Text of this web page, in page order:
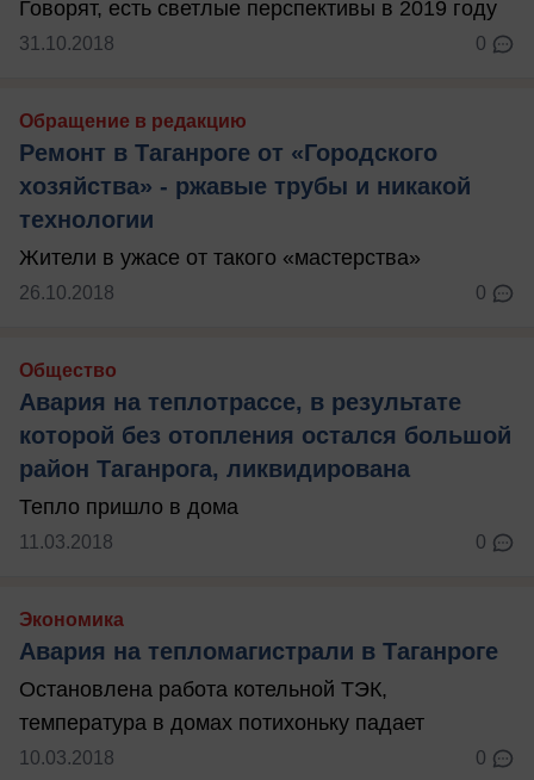
Говорят, есть светлые перспективы в 2019 году
31.10.2018 0
Обращение в редакцию
Ремонт в Таганроге от «Городского
хозяйства» - ржавые трубы и никакой
технологии
Жители в ужасе от такого «мастерства»
26.10.2018 0
Общество
Авария на теплотрассе, в результате
которой без отопления остался большой
район Таганрога, ликвидирована
Тепло пришло в дома
11.03.2018 0
Экономика
Авария на тепломагистрали в Таганроге
Остановлена работа котельной ТЭК,
температура в домах потихоньку падает
10.03.2018 0